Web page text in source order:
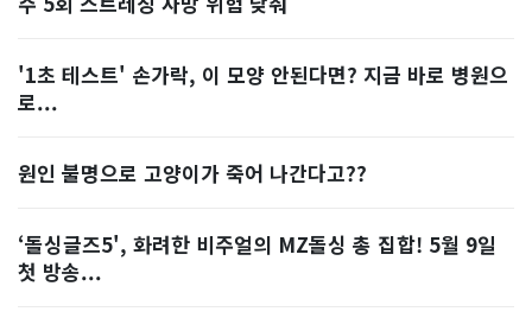
'1초 테스트' 손가락, 이 모양 안된다면? 지금 바로 병원으
로...
원인 불명으로 고양이가 죽어 나간다고??
‘돌싱글즈5', 화려한 비주얼의 MZ돌싱 총 집합! 5월 9일
첫 방송...